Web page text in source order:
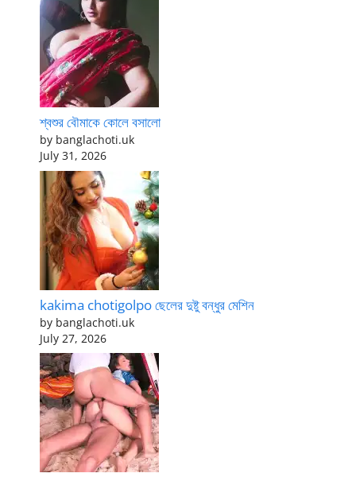
শ্বশুর বৌমাকে কোলে বসালো
by banglachoti.uk
July 31, 2026
kakima chotigolpo ছেলের দুষ্টু বন্ধুর মেশিন
by banglachoti.uk
July 27, 2026